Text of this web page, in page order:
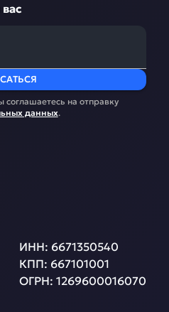
на отправку
данных.
ИНН: 6671350540
КПП: 667101001
ОГРН: 1269600016070